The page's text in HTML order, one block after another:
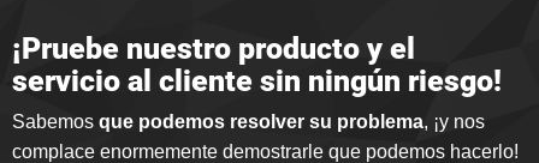
¡Pruebe nuestro producto y el
servicio al cliente sin ningún riesgo!
Sabemos que podemos resolver su problema, ¡y nos
complace enormemente demostrarle que podemos hacerlo!